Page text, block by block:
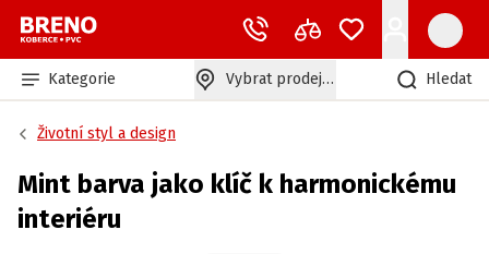
Kategorie Vybrat prodejnu Hledat
Životní styl a design
Mint barva jako klíč k harmonickému
interiéru